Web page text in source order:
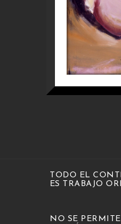
TODO EL
ES TRABAJO
NO SE